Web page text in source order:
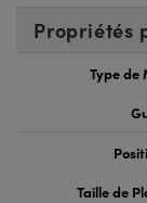
Propriétés
Type de
Taille de